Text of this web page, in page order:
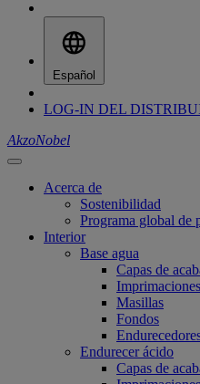
Español
LOG-IN DEL
AkzoNobel
Acerca de
Sostenibilidad
Programa global de
Interior
Base agua
Capas de
Imprimaciones
Masillas
Fondos
Endurecer ácido
Capas de